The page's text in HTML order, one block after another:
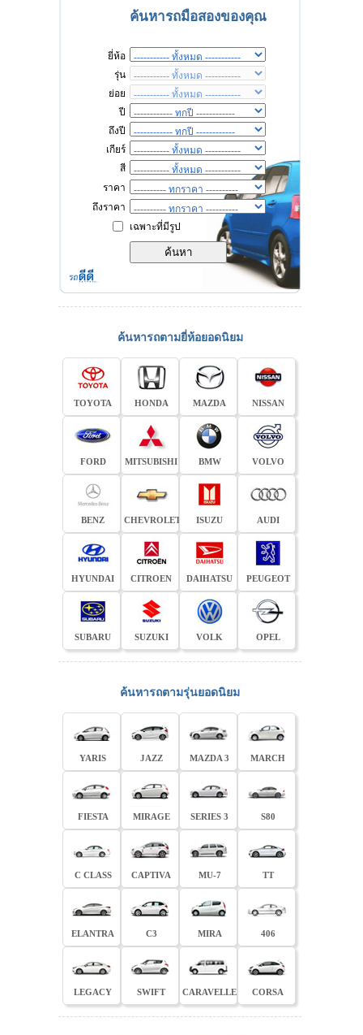
ค้นหารถมือสองของคุณ
ยี่ห้อ
รุ่น
ย่อย
ปี
ถึงปี
เกียร์
สี
ราคา
ถึงราคา
เฉพาะที่มีรูป
ค้นหารถตามยี่ห้อยอดนิยม
TOYOTA HONDA MAZDA NISSAN
FORD MITSUBISHI BMW VOLVO
BENZ CHEVROLET ISUZU AUDI
HYUNDAI CITROEN DAIHATSU PEUGEOT
SUBARU SUZUKI VOLK OPEL
ค้นหารถตามรุ่นยอดนิยม
YARIS JAZZ MAZDA 3 MARCH
FIESTA MIRAGE SERIES 3 S80
C CLASS CAPTIVA MU-7 TT
ELANTRA C3 MIRA 406
LEGACY SWIFT CARAVELLE CORSA